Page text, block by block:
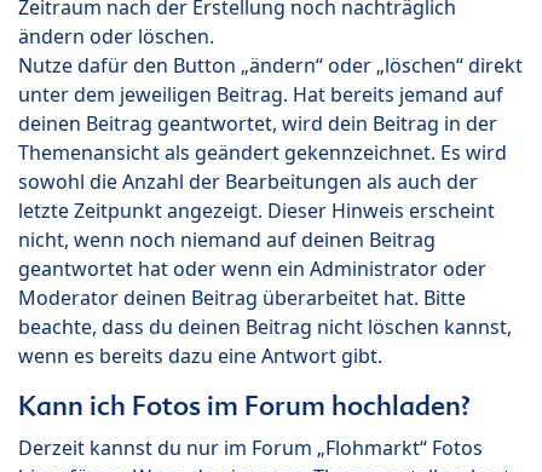
Zeitraum nach der Erstellung noch nachträglich
ändern oder löschen.
Nutze dafür den Button „ändern“ oder „löschen“ direkt
unter dem jeweiligen Beitrag. Hat bereits jemand auf
deinen Beitrag geantwortet, wird dein Beitrag in der
Themenansicht als geändert gekennzeichnet. Es wird
sowohl die Anzahl der Bearbeitungen als auch der
letzte Zeitpunkt angezeigt. Dieser Hinweis erscheint
nicht, wenn noch niemand auf deinen Beitrag
geantwortet hat oder wenn ein Administrator oder
Moderator deinen Beitrag überarbeitet hat. Bitte
beachte, dass du deinen Beitrag nicht löschen kannst,
wenn es bereits dazu eine Antwort gibt.
Kann ich Fotos im Forum hochladen?
Derzeit kannst du nur im Forum „Flohmarkt“ Fotos